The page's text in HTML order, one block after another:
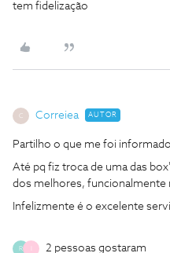
tem fidelização
C Correiea AUTOR
Partilho o que me foi
Até pq fiz troca de uma das
dos melhores,
Infelizmente é o excelente
R 2 pessoas gostaram